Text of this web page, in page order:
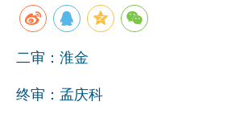
二审：淮金
终审：孟庆科